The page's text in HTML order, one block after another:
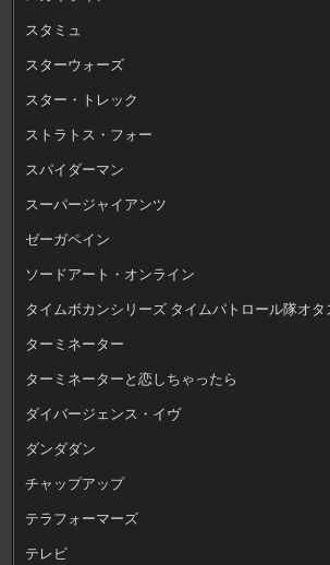
スタミュ
スターウォーズ
スター・トレック
ストラトス・フォー
スパイダーマン
スーパージャイアンツ
ゼーガペイン
ソードアート・オンライン
タイムボカンシリーズ タイムパトロール隊オタ
ターミネーター
ターミネーターと恋しちゃったら
ダイバージェンス・イヴ
ダンダダン
チャップアップ
テラフォーマーズ
テレビ